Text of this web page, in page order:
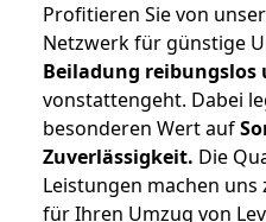
Profitieren Sie von
Netzwerk für günstige
Beiladung reibungslos
vonstattengeht. Dabei
besonderen Wert auf
Zuverlässigkeit. Die
Leistungen machen
für Ihren Umzug von